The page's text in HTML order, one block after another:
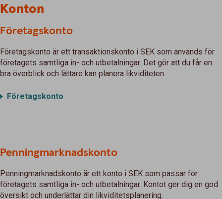
Konton
Företagskonto
Företagskonto är ett transaktionskonto i SEK som används för
företagets samtliga in- och utbetalningar. Det gör att du får en
bra överblick och lättare kan planera likviditeten.
Företagskonto
Penningmarknadskonto
Penningmarknadskonto är ett konto i SEK som passar för
företagets samtliga in- och utbetalningar. Kontot ger dig en god
översikt och underlättar din likviditetsplanering.